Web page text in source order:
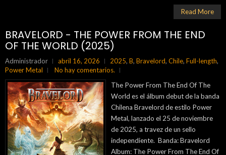
Read More
BRAVELORD - THE POWER FROM THE END
OF THE WORLD (2025)
Administrador abril 16, 2026 2025, B, Bravelord, Chile, Full-length,
Power Metal
No hay comentarios.
The Power From The End Of The
World es el álbum debut de la banda
Chilena Bravelord de estilo Power
Metal, lanzado el 25 de noviembre
de 2025, a travez de un sello
independiente. Banda: Bravelord
Album: The Power From The End Of